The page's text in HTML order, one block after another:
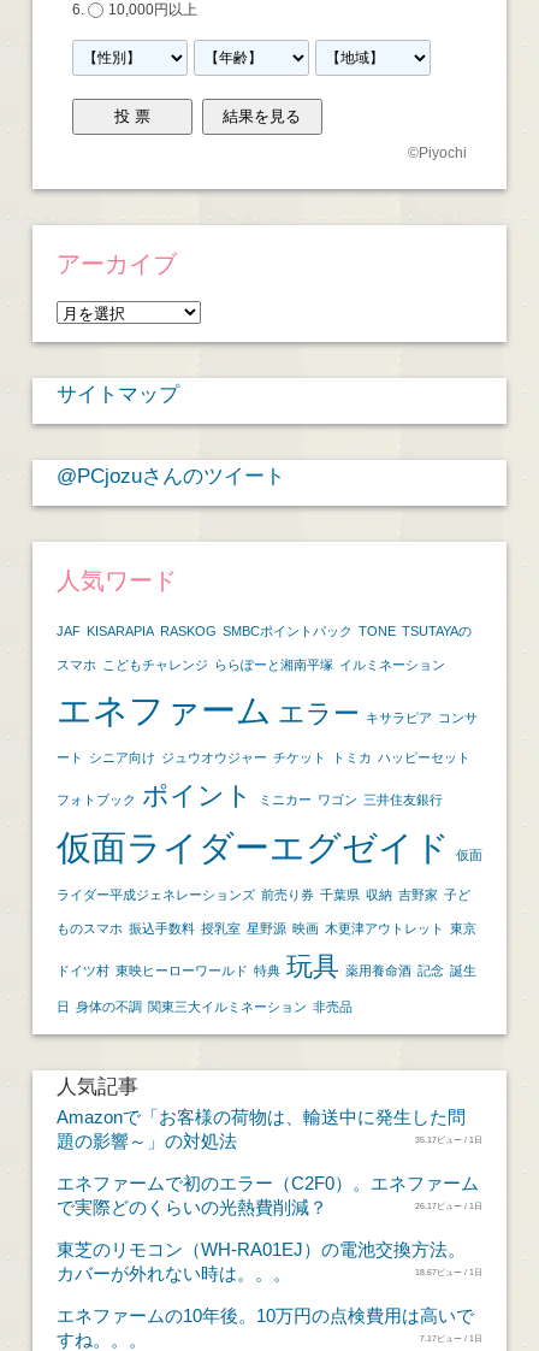
10,000円以上
©Piyochi
アーカイブ
ア
ー
カ
イ
サイトマップ
@PCjozuさんのツイート
人気ワード
JAF KISARAPIA RASKOG SMBCポイントパック TONE TSUTAYAの
スマホ こどもチャレンジ ららぽーと湘南平塚 イルミネーション
エネファーム エラー キサラピア コンサ
ート シニア向け ジュウオウジャー チケット トミカ ハッピーセット
フォトブック ポイント ミニカー ワゴン 三井住友銀行
仮面ライダーエグゼイド 仮面
ライダー平成ジェネレーションズ 前売り券 千葉県 収納 吉野家 子ど
ものスマホ 振込手数料 授乳室 星野源 映画 木更津アウトレット 東京
ドイツ村 東映ヒーローワールド 特典 玩具 薬用養命酒 記念 誕生
日 身体の不調 関東三大イルミネーション 非売品
人気記事
Amazonで「お客様の荷物は、輸送中に発生した問
題の影響～」の対処法
35.17ビュー / 1日
エネファームで初のエラー（C2F0）。エネファーム
で実際どのくらいの光熱費削減？
26.17ビュー / 1日
東芝のリモコン（WH-RA01EJ）の電池交換方法。
カバーが外れない時は。。。
18.67ビュー / 1日
エネファームの10年後。10万円の点検費用は高いで
すね。。。
7.17ビュー / 1日